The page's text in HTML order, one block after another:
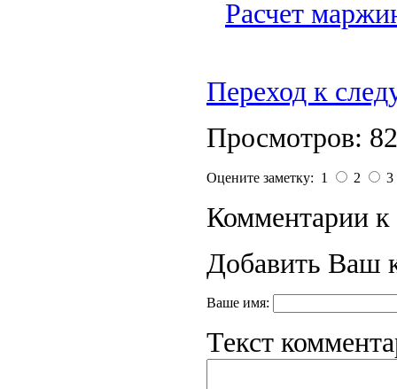
Расчет
Переход к
Просмотров:
Оцените заметку: 1 2 3
Комментарии к
Добавить Ваш
Ваше имя:
Текст